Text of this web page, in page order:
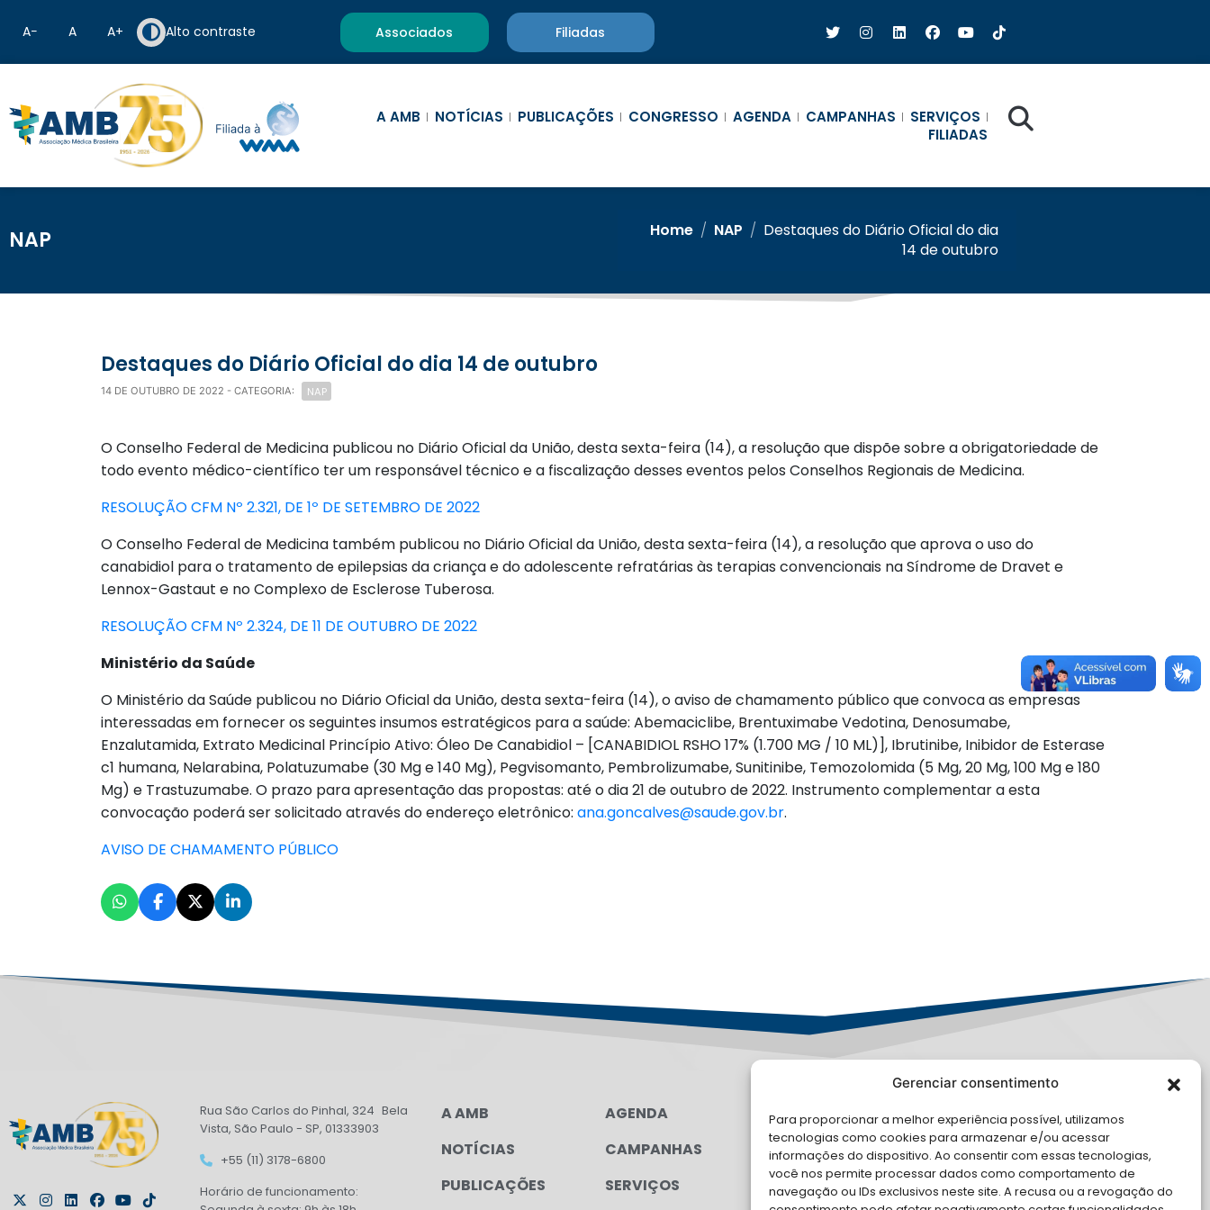
Gerenciar consentimento
Para proporcionar a melhor experiência possível, utilizamos
tecnologias como cookies para armazenar e/ou acessar
informações do dispositivo. Ao consentir com essas tecnologias,
você nos permite processar dados como comportamento de
navegação ou IDs exclusivos neste site. A recusa ou a revogação do
A− A A+ Alto contraste Associados Filiadas
A AMB NOTÍCIAS PUBLICAÇÕES CONGRESSO AGENDA CAMPANHAS
SERVIÇOS
FILIADAS
NAP Home / NAP / Destaques do Diário Oficial do dia
14 de outubro
Destaques do Diário Oficial do dia 14 de outubro
14 DE OUTUBRO DE 2022 - CATEGORIA: NAP
O Conselho Federal de Medicina publicou no Diário Oficial da União, desta sexta-feira (14), a resolução que dispõe sobre a obrigatoriedade de
todo evento médico-científico ter um responsável técnico e a fiscalização desses eventos pelos Conselhos Regionais de Medicina.
RESOLUÇÃO CFM Nº 2.321, DE 1º DE SETEMBRO DE 2022
O Conselho Federal de Medicina também publicou no Diário Oficial da União, desta sexta-feira (14), a resolução que aprova o uso do
canabidiol para o tratamento de epilepsias da criança e do adolescente refratárias às terapias convencionais na Síndrome de Dravet e
Lennox-Gastaut e no Complexo de Esclerose Tuberosa.
RESOLUÇÃO CFM Nº 2.324, DE 11 DE OUTUBRO DE 2022
Ministério da Saúde
O Ministério da Saúde publicou no Diário Oficial da União, desta sexta-feira (14), o aviso de chamamento público que convoca as empresas
interessadas em fornecer os seguintes insumos estratégicos para a saúde: Abemaciclibe, Brentuximabe Vedotina, Denosumabe,
Enzalutamida, Extrato Medicinal Princípio Ativo: Óleo De Canabidiol – [CANABIDIOL RSHO 17% (1.700 MG / 10 ML)], Ibrutinibe, Inibidor de Esterase
c1 humana, Nelarabina, Polatuzumabe (30 Mg e 140 Mg), Pegvisomanto, Pembrolizumabe, Sunitinibe, Temozolomida (5 Mg, 20 Mg, 100 Mg e 180
Mg) e Trastuzumabe. O prazo para apresentação das propostas: até o dia 21 de outubro de 2022. Instrumento complementar a esta
convocação poderá ser solicitado através do endereço eletrônico: ana.goncalves@saude.gov.br.
AVISO DE CHAMAMENTO PÚBLICO
Rua São Carlos do Pinhal, 324 Bela
Vista, São Paulo - SP, 01333903
+55 (11) 3178-6800
Horário de funcionamento:
A AMB
NOTÍCIAS
PUBLICAÇÕES
AGENDA
CAMPANHAS
SERVIÇOS
LGPD
FALE CONOSCO
Solicite Apoio Institucional da AMB
para o seu evento